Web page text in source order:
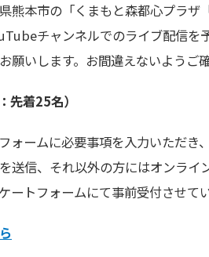
熊本市の「くまもと森都心プラザ
チャンネルでのライブ配信を
願いします。お間違えないようご
先着25名）
ォームに必要事項を入力いただき
送信、それ以外の方にはオンライ
ートフォームにて事前受付させて